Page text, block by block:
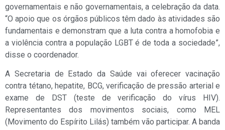
governamentais e não governamentais, a celebração da data.
“O apoio que os órgãos públicos têm dado às atividades são
fundamentais e demonstram que a luta contra a homofobia e
a violência contra a população LGBT é de toda a sociedade”,
disse o coordenador.
A Secretaria de Estado da Saúde vai oferecer vacinação
contra tétano, hepatite, BCG, verificação de pressão arterial e
exame de DST (teste de verificação do vírus HIV).
Representantes dos movimentos sociais, como MEL
(Movimento do Espírito Lilás) também vão participar. A banda